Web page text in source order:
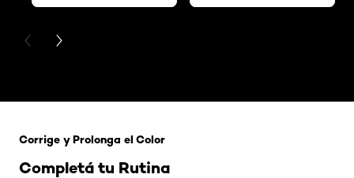
PREVIOUS CARD
NEXT CARD
Completá tu Rutina
Corrige y Prolonga el Color